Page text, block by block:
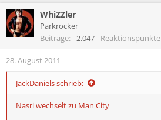
WhiZZler
Parkrocker
Beiträge
2.047 Reaktionspunkte
28. August 2011
JackDaniels schrieb:
Nasri wechselt zu Man City